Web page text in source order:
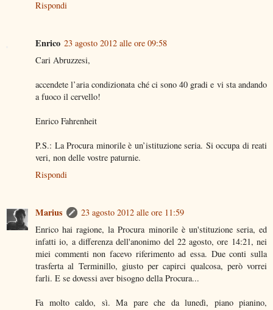
Rispondi
Enrico 23 agosto 2012 alle ore 09:58
Cari Abruzzesi,
accendete l’aria condizionata ché ci sono 40 gradi e vi sta andando
a fuoco il cervello!
Enrico Fahrenheit
P.S.: La Procura minorile è un’istituzione seria. Si occupa di reati
veri, non delle vostre paturnie.
Rispondi
Marius
23 agosto 2012 alle ore 11:59
Enrico hai ragione, la Procura minorile è un'stituzione seria, ed
infatti io, a differenza dell'anonimo del 22 agosto, ore 14:21, nei
miei commenti non facevo riferimento ad essa. Due conti sulla
trasferta al Terminillo, giusto per capirci qualcosa, però vorrei
farli. E se dovessi aver bisogno della Procura...
Fa molto caldo, sì. Ma pare che da lunedì, piano pianino,